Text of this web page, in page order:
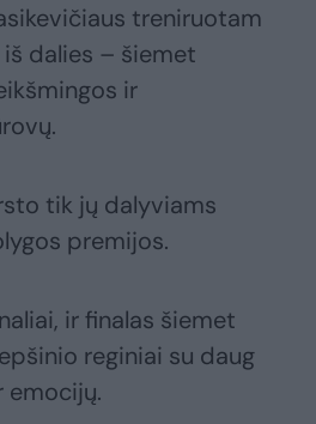
treniruotam
iš dalies – šiemet
ir
tik jų dalyviams
premijos.
ir finalas šiemet
reginiai su daug
emocijų.